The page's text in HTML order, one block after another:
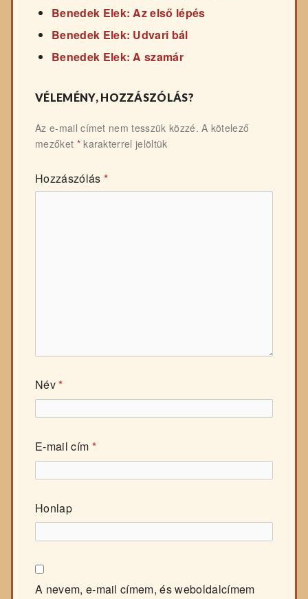
Benedek Elek: Az első lépés
Benedek Elek: Udvari bál
Benedek Elek: A szamár
VÉLEMÉNY, HOZZÁSZÓLÁS?
Az e-mail címet nem tesszük közzé. A kötelező
mezőket *karakterrel jelöltük
Hozzászólás *
Név*
E-mail cím *
Honlap
A nevem, e-mail címem, és weboldalcímem